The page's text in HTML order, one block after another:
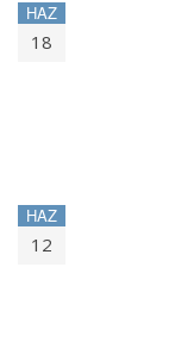
HAZ
18
HAZ
12